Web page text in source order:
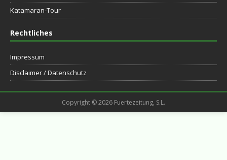
Katamaran-Tour
Rechtliches
Impressum
Disclaimer / Datenschutz
Copyright © 2026 Fuertezeitung, S.L.